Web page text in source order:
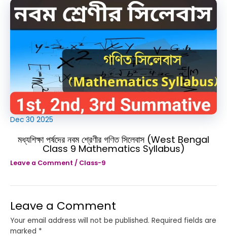
Dec 30 2025
মধ্যশিক্ষা পর্ষদের নবম শ্রেণীর গণিত সিলেবাস (West Bengal
Class 9 Mathematics Syllabus)
Leave a Comment / Class-9
Leave a Comment
Your email address will not be published. Required fields are
marked *